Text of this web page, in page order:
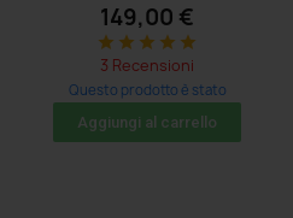
149,00 €
star star star star star
3 Recensioni
Questo prodotto è stato
acquistato: 8 volte
Aggiungi al carrello